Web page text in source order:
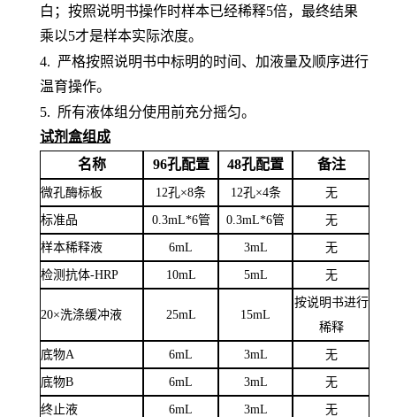
白；按照说明书操作时样本已经稀释5倍，最终结果
乘以5才是样本实际浓度。
4. 严格按照说明书中标明的时间、加液量及顺序进行
温育操作。
5. 所有液体组分使用前充分摇匀。
试剂盒组成
名称
96孔配置 48孔配置 备注
微孔酶标板 12孔×8条 12孔×4条 无
标准品 0.3mL*6管 0.3mL*6管 无
样本稀释液 6mL 3mL 无
检测抗体-HRP 10mL 5mL 无
20×洗涤缓冲液 25mL 15mL
按说明书进行
稀释
底物A 6mL 3mL 无
底物B 6mL 3mL 无
终止液 6mL 3mL 无